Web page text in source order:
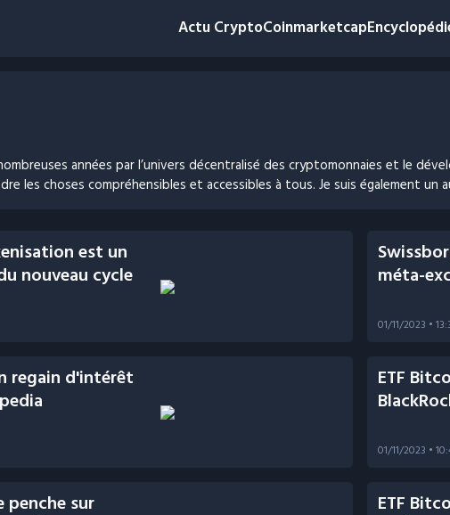
Actu CryptoCoinmarketcap
années par l’univers décentralisé des cryptomonnaies et le
les choses compréhensibles et accessibles à tous. Je suis également un
est un
nouveau cycle
méta-
01/11/2023 •
regain d'intérêt
ETF
01/11/2023 •
penche sur
ETF